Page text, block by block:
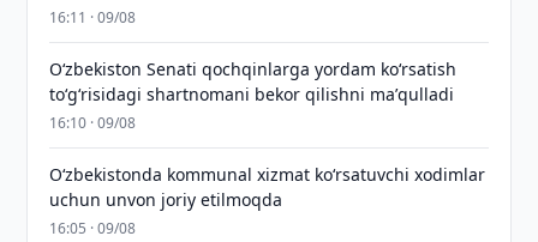
16:11 · 09/08
Oʻzbekiston Senati qochqinlarga yordam koʻrsatish
toʻgʻrisidagi shartnomani bekor qilishni maʼqulladi
16:10 · 09/08
Oʻzbekistonda kommunal xizmat koʻrsatuvchi xodimlar
uchun unvon joriy etilmoqda
16:05 · 09/08